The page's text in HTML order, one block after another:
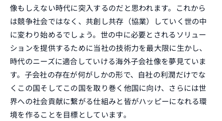
像もしえない時代に突入するのだと思われます。これから
は競争社会ではなく、共創し共存（協業）していく世の中
に変わり始めるでしょう。世の中に必要とされるソリュー
ションを提供するために当社の技術力を最大限に生かし、
時代のニーズに適合していける海外子会社像を夢見ていま
す。子会社の存在が何がしかの形で、自社の利潤だけでな
くこの国そしてこの国を取り巻く他国に向け、さらには世
界への社会貢献に繋がる仕組みと皆がハッピーになれる環
境を作ることを目標としています。